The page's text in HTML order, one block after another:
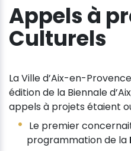
Appels à
Culturels
La Ville d’Aix-en-
édition de la Biennale
appels à projets étaient
Le premier
programmation de la